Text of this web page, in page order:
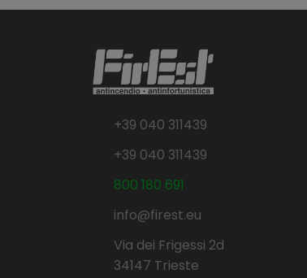
+39 040 311439
+39 040 311439
800 180 691
info@firest.eu
Via dei Frigessi 2d
34147 Trieste